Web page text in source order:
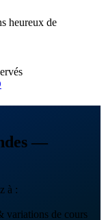
heureux de
—
à :
variations de cours